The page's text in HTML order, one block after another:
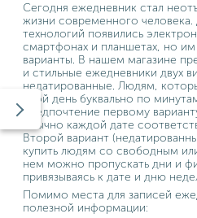
Сегодня ежедневник стал
жизни современного
технологий появились
смартфонах и планшетах, но
варианты. В нашем магазине
и стильные ежедневники двух
недатированные. Людям,
свой день буквально по
предпочтение первому
обычно каждой дате
Второй вариант
купить людям со свободным
нем можно пропускать дни и
привязываясь к дате и дню
Помимо места для записей
полезной информации: